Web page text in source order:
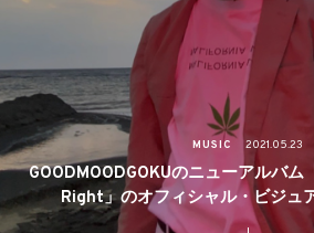
MUSIC 2021.05.23
GOODMOODGOKUのニューアルバム
Right」のオフィシャル・ビジュ